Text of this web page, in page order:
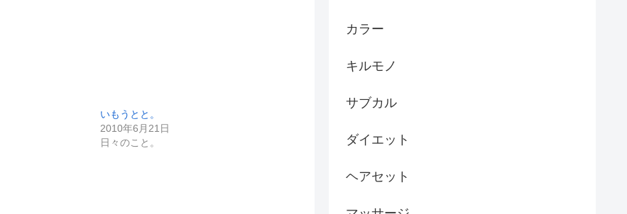
いもうとと。
2010年6月21日
日々のこと。
カラー
キルモノ
サブカル
ダイエット
ヘアセット